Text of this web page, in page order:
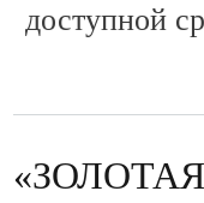
доступной